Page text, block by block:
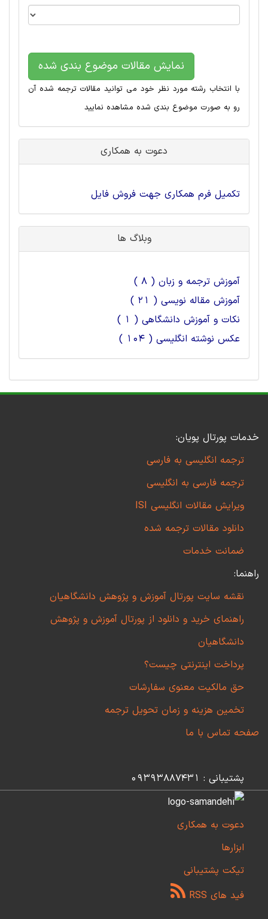
نمایش مقالات موضوع بندی شده
با انتخاب رشته مورد نظر خود می توانید مقالات ترجمه شده آن
رو به صورت موضوع بندی شده مشاهده نمایید
دعوت به همکاری
تکمیل فرم همکاری جهت فروش فایل
وبلاگ ها
آموزش ترجمه و زبان ( 8 )
آموزش مقاله نویسی ( 21 )
نکات و آموزش دانشگاهی ( 1 )
عکس نوشته انگلیسی ( 104 )
خدمات پورتال پویان:
ترجمه انگلیسی به فارسی
ترجمه فارسی به انگلیسی
ویرایش مقالات انگلیسی ISI
دانلود مقالات ترجمه شده
ضمانت خدمات
راهنما:
نقشه سایت پورتال آموزش و پژوهش دانشگاهیان
راهنمای خرید و دانلود از پورتال آموزش و پژوهش
دانشگاهیان
پرداخت اینترنتی چیست؟
حق مالکیت معنوی سفارشات
تخمین هزینه و زمان تحویل ترجمه
صفحه تماس با ما
پشتیبانی : 09393887431
دعوت به همکاری
ابزارها
تیکت پشتیبانی
فید های RSS